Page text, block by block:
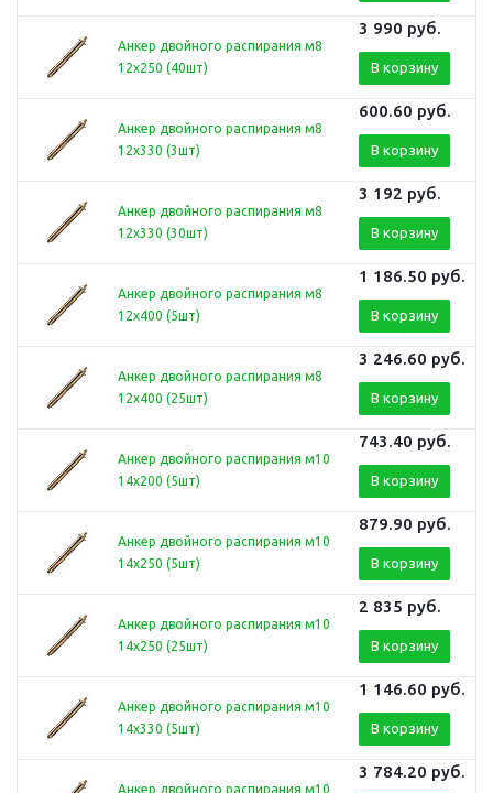
Анкер двойного распирания м8
12х250 (40шт)
3 990 руб.
В корзину
Анкер двойного распирания м8
12х330 (3шт)
600.60 руб.
В корзину
Анкер двойного распирания м8
12х330 (30шт)
3 192 руб.
В корзину
Анкер двойного распирания м8
12х400 (5шт)
1 186.50 руб.
В корзину
Анкер двойного распирания м8
12х400 (25шт)
3 246.60 руб.
В корзину
Анкер двойного распирания м10
14х200 (5шт)
743.40 руб.
В корзину
Анкер двойного распирания м10
14х250 (5шт)
879.90 руб.
В корзину
Анкер двойного распирания м10
14х250 (25шт)
2 835 руб.
В корзину
Анкер двойного распирания м10
14х330 (5шт)
1 146.60 руб.
В корзину
Анкер двойного распирания м10
3 784.20 руб.